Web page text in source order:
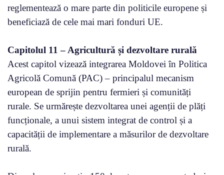
reglementează o mare parte din politicile europene și
beneficiază de cele mai mari fonduri UE.
Capitolul 11 – Agricultură și dezvoltare rurală
Acest capitol vizează integrarea Moldovei în Politica
Agricolă Comună (PAC) – principalul mecanism
european de sprijin pentru fermieri și comunități
rurale. Se urmărește dezvoltarea unei agenții de plăți
funcționale, a unui sistem integrat de control și a
capacității de implementare a măsurilor de dezvoltare
rurală.